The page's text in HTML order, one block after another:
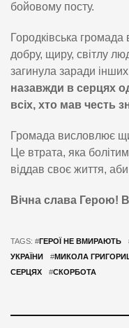
бойовому посту.
Городківська
добру, щиру, світлу
загинула заради
назавжди в серцях
всіх, хто мав честь
Громада висловлює
Це втрата, яка
віддав своє життя,
Вічна слава Герою!
TAGS: #ГЕРОЇ НЕ ВМИРАЮТЬ
УКРАЇНИ
#МИКОЛА
СЕРЦЯХ
#СКОРБОТА